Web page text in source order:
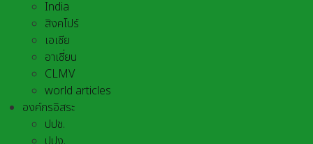
India
สิงคโปร์
เอเชีย
อาเชี่ยน
CLMV
world articles
องค์กรอิสระ
ปปช.